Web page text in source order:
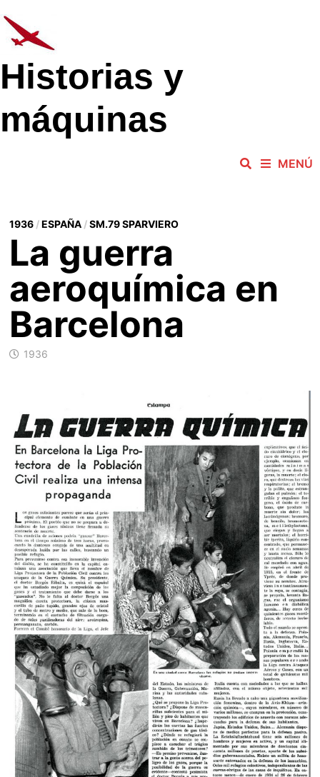
al
contenido
Historias y
máquinas
MENÚ
1936/ESPAÑA/SM.79 SPARVIERO
La guerra
aeroquímica en
Barcelona
1936